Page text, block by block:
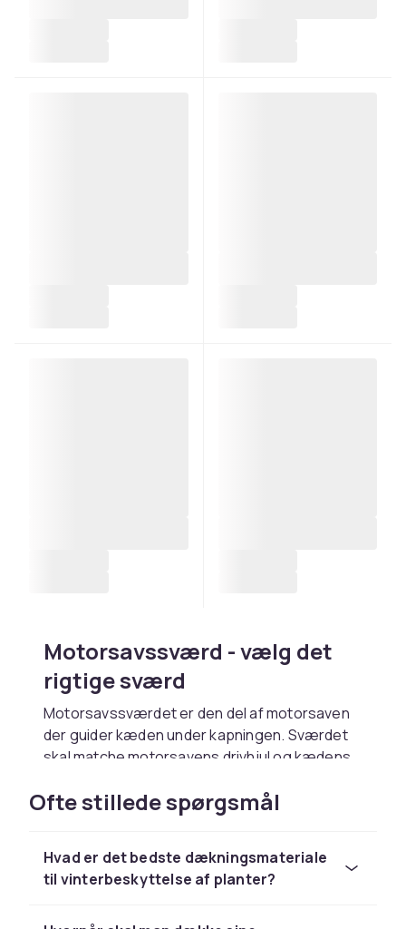
Motorsavssværd - vælg det
rigtige sværd
Motorsavssværdet er den del af motorsaven
der guider kæden under kapningen. Sværdet
skal matche motorsavens drivhjul og kædens
motorsavssværd fraHusqvarnaog
forskellige længder.
Sværdet måles i tommer og angiver den
maksimale stam diameter du kan kapse. Et 16-
tommer sværd klarer stammer op til ca. 35-40
Ofte stillede spørgsmål
Hvad er det bedste dækningsmateriale
til vinterbeskyttelse af planter?